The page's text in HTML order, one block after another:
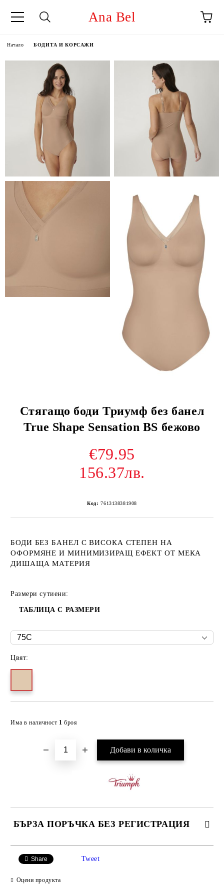
Ana Bel
Начало БОДИТА И КОРСАЖИ
Стягащо боди Триумф без банел
True Shape Sensation BS бежово
€79.95
156.37лв.
Код: 7613138381908
БОДИ БЕЗ БАНЕЛ С ВИСОКА СТЕПЕН НА
ОФОРМЯНЕ И МИНИМИЗИРАЩ ЕФЕКТ ОТ МЕКА
ДИШАЩА МАТЕРИЯ
Размери сутиени:
ТАБЛИЦА С РАЗМЕРИ
Цвят:
Има в наличност 1 броя
БЪРЗА ПОРЪЧКА БЕЗ РЕГИСТРАЦИЯ
Share
Tweet
Оцени продукта